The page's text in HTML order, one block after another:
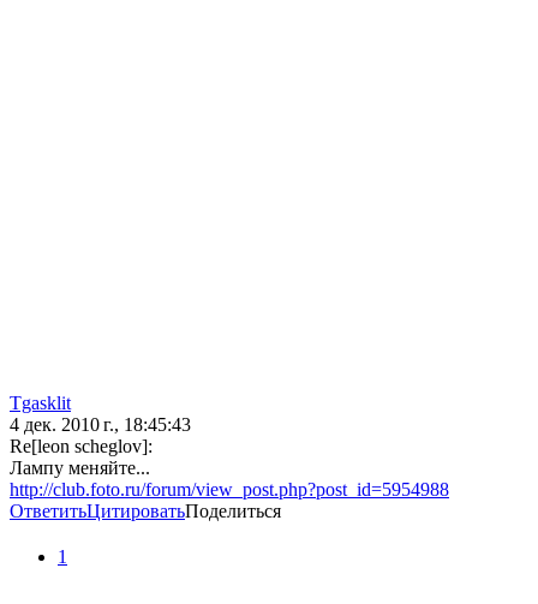
Tgasklit
4 дек. 2010 г., 18:45:43
Re[leon scheglov]:
Лампу меняйте...
http://club.foto.ru/forum/view_post.php?post_id=5954988
ОтветитьЦитироватьПоделиться
1